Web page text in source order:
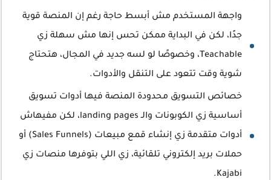
واجهة المستخدم مش أبسط حاجة رغم إن المنصة قوية
جدًا، لكن في البداية ممكن تحس إنها مش سهلة زي
Teachable، وخصوصًا لو لسه جديد في المجال، هتحتاج
شوية وقت تتعود على التنقل والأدوات.
خصائص التسويق محدودة المنصة فيها أدوات تسويق
أساسية زي الكوبونات والـ landing pages، لكن مفيهاش
أدوات متقدمة زي إنشاء قمع مبيعات (Sales Funnels) أو
حملات بريد إلكتروني تلقائية، زي اللي بتوفرها منصات زي
Kajabi.